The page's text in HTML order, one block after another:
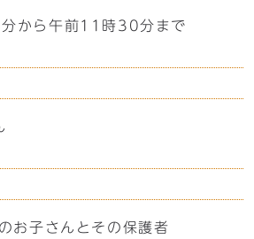
から午前11時30分まで
お子さんとその保護者